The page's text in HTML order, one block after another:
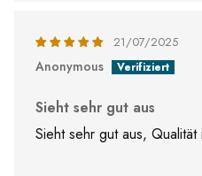
21/07/2025
Anonymous
Sieht sehr gut aus
Sieht sehr gut aus, Qualität